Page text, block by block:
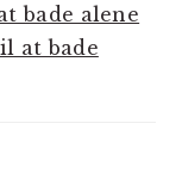
bade alene
at bade